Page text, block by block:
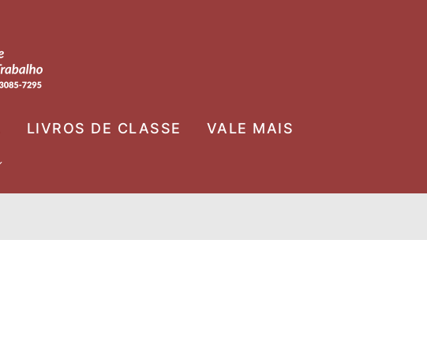
LIVROS DE CLASSE VALE MAIS